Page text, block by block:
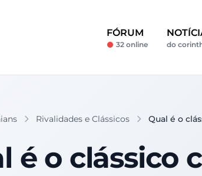
FÓRUM
32 online do
Rivalidades e Clássicos Qual é o
é o clássico